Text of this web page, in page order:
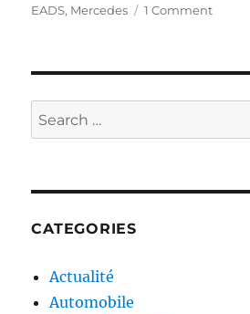
on
EADS, Mercedes 1 Commenton
:
retour
Search
for:
CATEGORIES
Actualité
Automobile